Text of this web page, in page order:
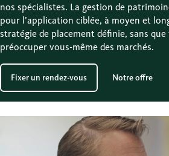
nos spécialistes. La gestion de
pour l’application ciblée, à moyen et
stratégie de placement définie, sans que
préoccuper vous-même des marchés.
Fixer un rendez-vous Notre offre